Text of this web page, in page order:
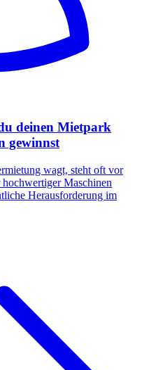
deinen Mietpark
gewinnst
wagt, steht oft vor
Maschinen
Herausforderung im